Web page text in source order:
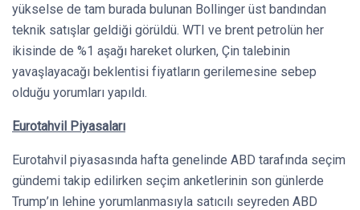
yükselse de tam burada bulunan Bollinger üst bandından
teknik satışlar geldiği görüldü. WTI ve brent petrolün her
ikisinde de %1 aşağı hareket olurken, Çin talebinin
yavaşlayacağı beklentisi fiyatların gerilemesine sebep
olduğu yorumları yapıldı.
Eurotahvil Piyasaları
Eurotahvil piyasasında hafta genelinde ABD tarafında seçim
gündemi takip edilirken seçim anketlerinin son günlerde
Trump’ın lehine yorumlanmasıyla satıcılı seyreden ABD